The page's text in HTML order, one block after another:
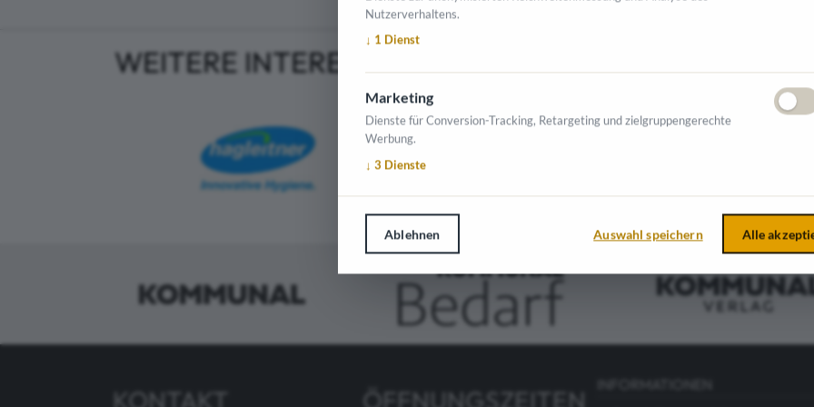
WEITERE INTERESSANTE AUSSTELLER
KONTAKT ÖFFNUNGSZEITEN
Nutzerverhaltens.
↓ 1 Dienst
Marketing
Dienste für Conversion-Tracking, Retargeting und zielgruppengerechte
Werbung.
↓ 3 Dienste
Ablehnen Auswahl speichern Alle